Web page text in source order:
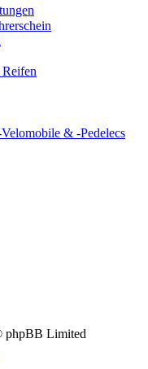
& -Pedelecs
phpBB Limited